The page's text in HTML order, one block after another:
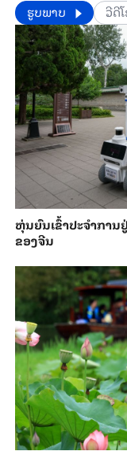
​​ຮູບພາບ ວີດີ
ຫຸ່ນ​ຍົນ​ເຂົ້າ​ປະ​ຈຳ​ກາ
ຂອງ​ຈີນ